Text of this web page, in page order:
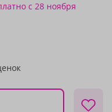
с 28 ноября